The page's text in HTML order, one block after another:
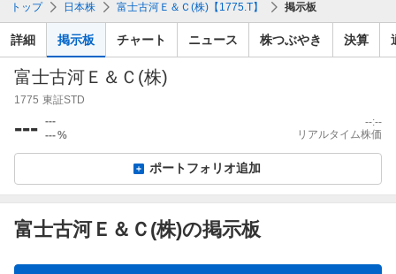
検
索
トップ 日本株 富士古河Ｅ＆Ｃ(株)【1775.T】 掲示板
詳細 掲示板 チャート ニュース 株つぶやき 決算
富士古河Ｅ＆Ｃ(株)
1775 東証STD
--- ---
---%
--:--
リアルタイム株価
ポートフォリオ追加
富士古河Ｅ＆Ｃ(株)の掲示板